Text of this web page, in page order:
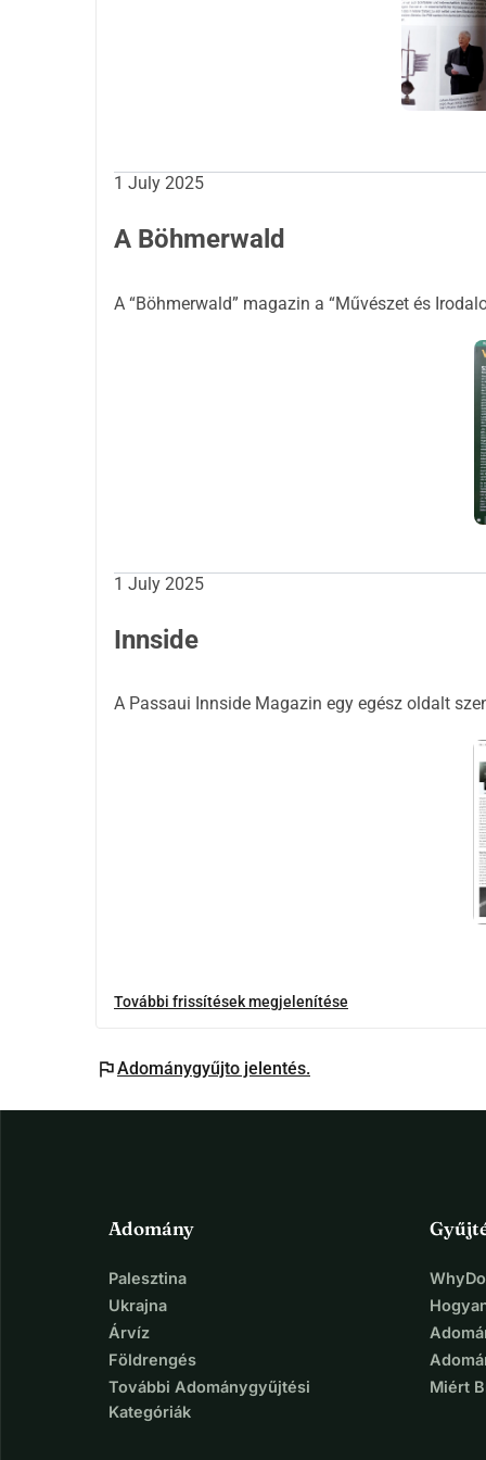
1 July 2025
A Böhmerwald
A “Böhmerwald” magazin a “Művészet és
1 July 2025
Innside
A Passaui Innside Magazin egy egész oldalt
További frissítések megjelenítése
flagAdománygyűjto jelentés.
Adomány
Palesztina
Ukrajna
Árvíz
Földrengés
További Adománygyűjtési
Kategóriák
Miért